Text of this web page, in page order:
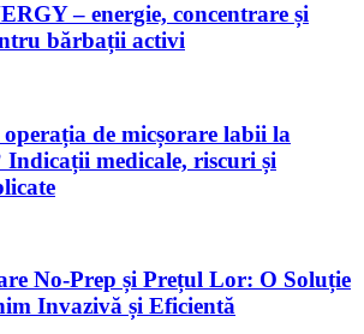
– energie, concentrare și
bărbații activi
operația de micșorare labii la
Indicații medicale, riscuri și
No-Prep și Prețul Lor: O Soluție
Invazivă și Eficientă